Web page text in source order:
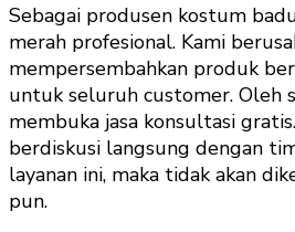
Sebagai produsen kostum
merah profesional. Kami
mempersembahkan produk
untuk seluruh customer. Oleh
membuka jasa konsultasi
berdiskusi langsung dengan
layanan ini, maka tidak akan
pun.